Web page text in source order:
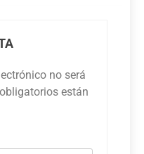
no será
están